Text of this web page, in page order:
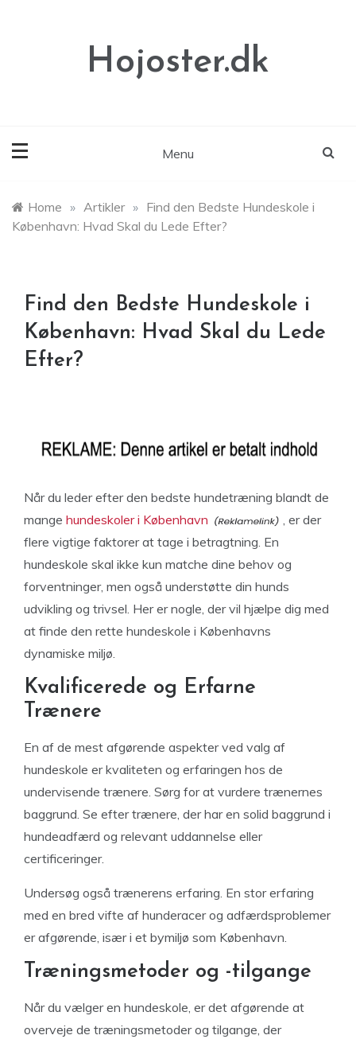
Hojoster.dk
Menu
Home » Artikler » Find den Bedste Hundeskole i
København: Hvad Skal du Lede Efter?
Find den Bedste Hundeskole i
København: Hvad Skal du Lede
Efter?
Når du leder efter den bedste hundetræning blandt de
mange hundeskoler i København
, er der
flere vigtige faktorer at tage i betragtning. En
hundeskole skal ikke kun matche dine behov og
forventninger, men også understøtte din hunds
udvikling og trivsel. Her er nogle, der vil hjælpe dig med
at finde den rette hundeskole i Københavns
dynamiske miljø.
Kvalificerede og Erfarne
Trænere
En af de mest afgørende aspekter ved valg af
hundeskole er kvaliteten og erfaringen hos de
undervisende trænere. Sørg for at vurdere trænernes
baggrund. Se efter trænere, der har en solid baggrund i
hundeadfærd og relevant uddannelse eller
certificeringer.
Undersøg også trænerens erfaring. En stor erfaring
med en bred vifte af hunderacer og adfærdsproblemer
er afgørende, især i et bymiljø som København.
Træningsmetoder og -tilgange
Når du vælger en hundeskole, er det afgørende at
overveje de træningsmetoder og tilgange, der